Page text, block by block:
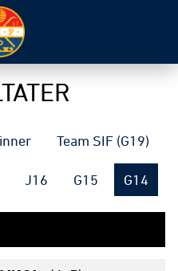
Team SIF (G19)
J16 G15 G14